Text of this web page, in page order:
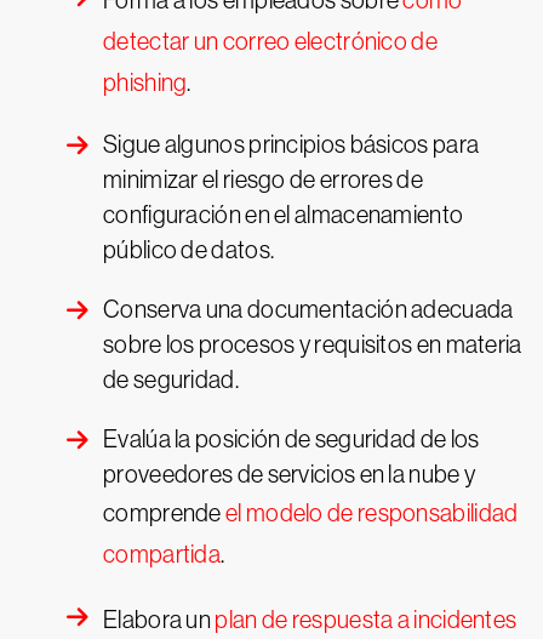
detectar un correo electrónico de
phishing.
Sigue algunos principios básicos para
minimizar el riesgo de errores de
configuración en el almacenamiento
público de datos.
Conserva una documentación adecuada
sobre los procesos y requisitos en materia
de seguridad.
Evalúa la posición de seguridad de los
proveedores de servicios en la nube y
comprendeel modelo de responsabilidad
compartida.
Elabora un plan de respuesta a incidentes